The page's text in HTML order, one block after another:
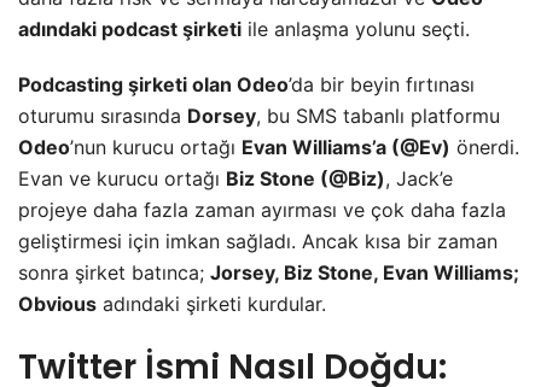
adındaki podcast şirketi ile anlaşma yolunu seçti.
Podcasting şirketi olan Odeo’da bir beyin fırtınası
oturumu sırasında Dorsey, bu SMS tabanlı platformu
Odeo’nun kurucu ortağı Evan Williams’a (@Ev) önerdi.
Evan ve kurucu ortağı Biz Stone (@Biz), Jack’e
projeye daha fazla zaman ayırması ve çok daha fazla
geliştirmesi için imkan sağladı. Ancak kısa bir zaman
sonra şirket batınca; Jorsey, Biz Stone, Evan Williams;
Obvious adındaki şirketi kurdular.
Twitter İsmi Nasıl Doğdu: